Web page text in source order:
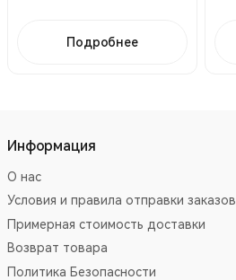
Подробнее
Информация
О нас
Условия и правила отправки заказов
Примерная стоимость доставки
Возврат товара
Политика Безопасности